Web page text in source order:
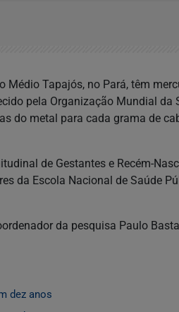
Médio Tapajós, no Pará, têm
pela Organização Mundial da
do metal para cada grama de
de Gestantes e Recém-
da Escola Nacional de Saúde
da pesquisa Paulo
dez anos